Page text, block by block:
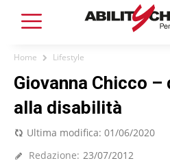
Home Lifestyle
Giovanna Chicco
alla disabilità
Ultima modifica: 01/06/2020
Redazione: 23/07/2012